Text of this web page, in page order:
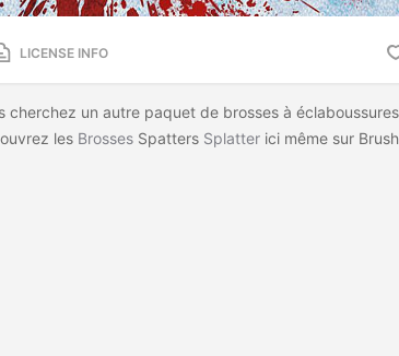
LICENSE INFO
cherchez un autre paquet de brosses à
les Brosses Spatters Splatter ici même sur